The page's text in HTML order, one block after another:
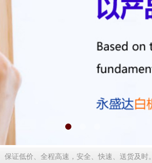
证低价、全程高速，安全、快速、送货及时。